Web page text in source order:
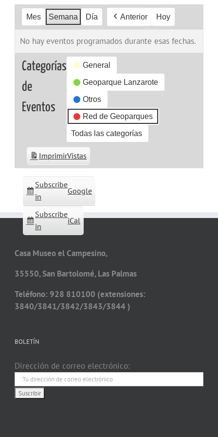
Mes Semana Día Anterior Hoy
No hay eventos programados durante esas fechas.
Categorías
de
Eventos
General
Geoparque Lanzarote
Otros
Red de Geoparques
Todas las categorías
Subscribe
in
Google
Subscribe
in
iCal
ImprimirVistas
Casa Museo el Campesino,
35550, San Bartolomé, Las Palmas
Teléfono: 928 810100 (extensiones:
3840/3841/3842/3843/3844 )
BOLETÍN
Dirección de correo electrónico: